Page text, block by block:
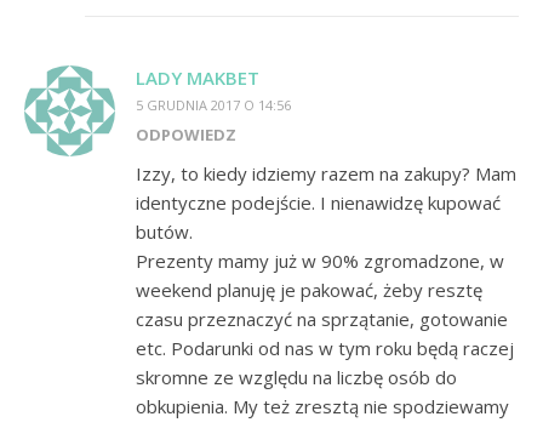
LADY MAKBET
5 GRUDNIA 2017 O 14:56
ODPOWIEDZ
Izzy, to kiedy idziemy razem na zakupy? Mam
identyczne podejście. I nienawidzę kupować
butów.
Prezenty mamy już w 90% zgromadzone, w
weekend planuję je pakować, żeby resztę
czasu przeznaczyć na sprzątanie, gotowanie
etc. Podarunki od nas w tym roku będą raczej
skromne ze względu na liczbę osób do
obkupienia. My też zresztą nie spodziewamy